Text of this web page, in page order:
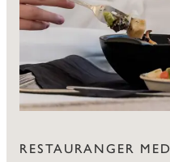
RESTAURANGER